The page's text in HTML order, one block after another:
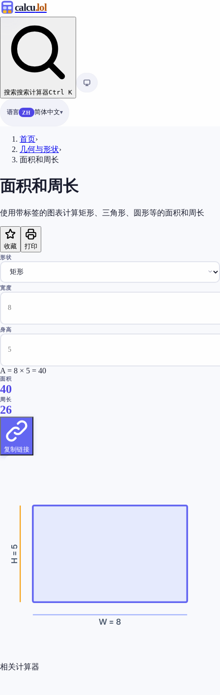
calcu.lol
搜索搜索计算器Ctrl K
语言 ZH 简体中文
首页›
几何与形状›
面积和周长
面积和周长
使用带标签的图表计算矩形、三角形、圆形等的面积和周长
收藏 打印
形状
宽度
身高
A = 8 × 5 = 40
面积
40
周长
26
复制链接
W = 8
H =
5
相关计算器